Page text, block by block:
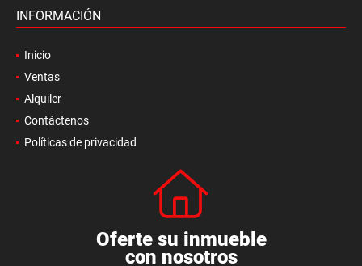
INFORMACIÓN
Inicio
Ventas
Alquiler
Contáctenos
Políticas de privacidad
Oferte su inmueble
con nosotros